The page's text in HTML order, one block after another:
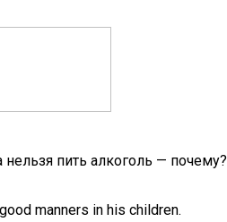
нельзя пить алкоголь — почему?
manners in his children.